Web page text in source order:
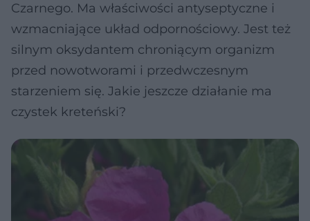
Czarnego. Ma właściwości antyseptyczne i
wzmacniające układ odpornościowy. Jest też
silnym oksydantem chroniącym organizm
przed nowotworami i przedwczesnym
starzeniem się. Jakie jeszcze działanie ma
czystek kreteński?